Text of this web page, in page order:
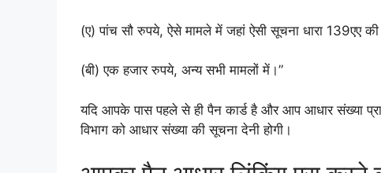
(ए) पांच सौ रुपये, ऐसे मामले में जहां ऐसी सूचना धारा 139एए
(बी) एक हजार रुपये, अन्य सभी मामलों में।”
यदि आपके पास पहले से ही पैन कार्ड है और आप आधार संख्या
विभाग को आधार संख्या की सूचना देनी होगी।